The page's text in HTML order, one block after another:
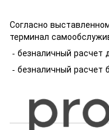
Согласно
терминал
- безналичный
- безналичный расчет